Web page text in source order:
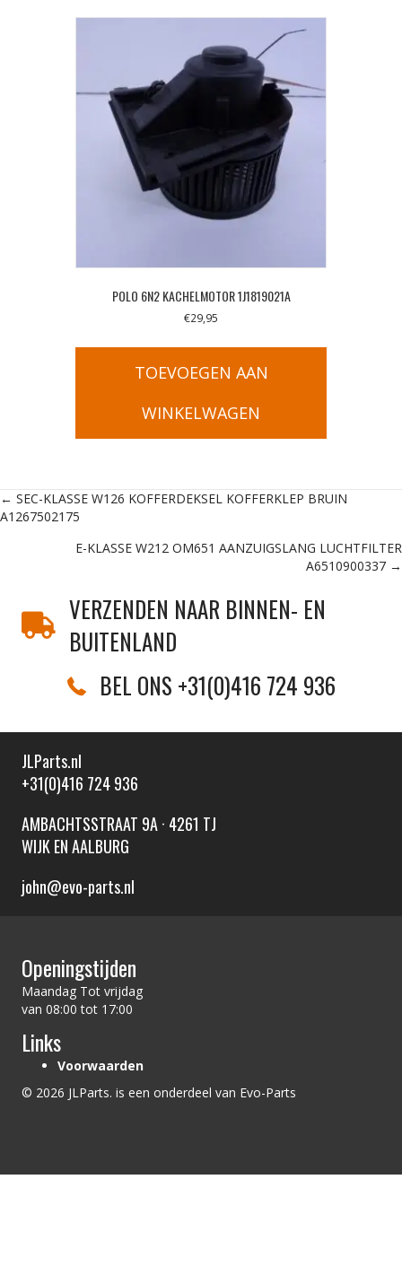
POLO 6N2 KACHELMOTOR 1J1819021A
€29,95
TOEVOEGEN AAN
WINKELWAGEN
Posts
navigation
← SEC-KLASSE W126 KOFFERDEKSEL KOFFERKLEP BRUIN
A1267502175
E-KLASSE W212 OM651 AANZUIGSLANG LUCHTFILTER
A6510900337 →
VERZENDEN NAAR BINNEN- EN
BUITENLAND
BEL ONS +31(0)416 724 936
JLParts.nl
+31(0)416 724 936
AMBACHTSSTRAAT 9A · 4261 TJ
WIJK EN AALBURG
john@evo-parts.nl
Openingstijden
Maandag Tot vrijdag
van 08:00 tot 17:00
Links
Voorwaarden
© 2026 JLParts. is een onderdeel van Evo-Parts